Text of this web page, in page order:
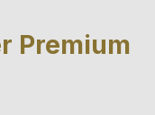
Premium